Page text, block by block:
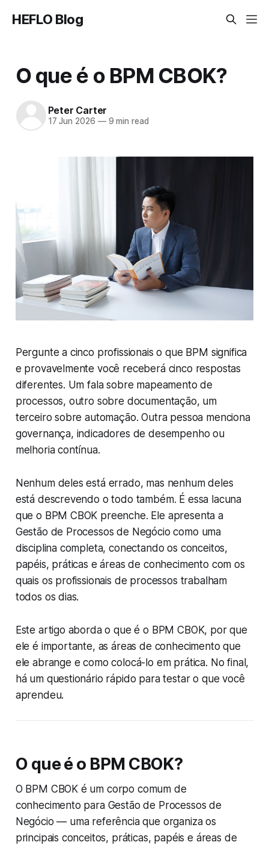
HEFLO Blog
O que é o BPM CBOK?
Peter Carter
17 Jun 2026 —9 min read
Pergunte a cinco profissionais o que BPM significa
e provavelmente você receberá cinco respostas
diferentes. Um fala sobre mapeamento de
processos, outro sobre documentação, um
terceiro sobre automação. Outra pessoa menciona
governança, indicadores de desempenho ou
melhoria contínua.
Nenhum deles está errado, mas nenhum deles
está descrevendo o todo também. É essa lacuna
que o BPM CBOK preenche. Ele apresenta a
Gestão de Processos de Negócio como uma
disciplina completa, conectando os conceitos,
papéis, práticas e áreas de conhecimento com os
quais os profissionais de processos trabalham
todos os dias.
Este artigo aborda o que é o BPM CBOK, por que
ele é importante, as áreas de conhecimento que
ele abrange e como colocá-lo em prática. No final,
há um questionário rápido para testar o que você
aprendeu.
O que é o BPM CBOK?
O BPM CBOK é um corpo comum de
conhecimento para Gestão de Processos de
Negócio — uma referência que organiza os
principais conceitos, práticas, papéis e áreas de